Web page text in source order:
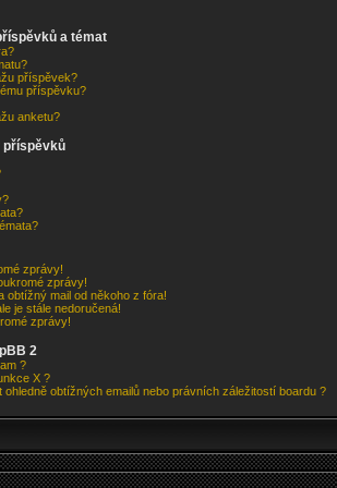
a témat
příspěvek?
příspěvku?
anketu?
příspěvků
zprávy!
zprávy!
obtížný mail od někoho z fóra!
je stále nedoručená!
zprávy!
2
?
X ?
ohledně obtížných emailů nebo právních záležitostí boardu ?